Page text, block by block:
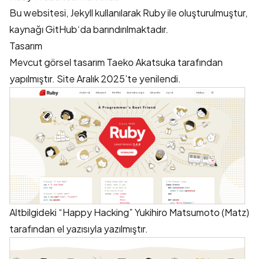
Bu websitesi, Jekyllkullanılarak Ruby ile oluşturulmuştur,
kaynağıGitHub‘da barındırılmaktadır.
Tasarım
Mevcut görsel tasarım Taeko Akatsuka tarafından
yapılmıştır. Site Aralık 2025’te yenilendi.
Altbilgideki “Happy Hacking”Yukihiro Matsumoto (Matz)
tarafından el yazısıyla yazılmıştır.